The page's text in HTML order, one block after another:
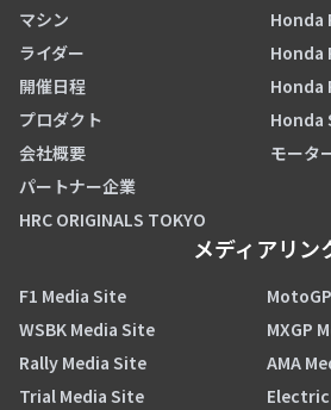
マシン
ライダー
開催日程
プロダクト
会社概要
パートナー企業
HRC ORIGINALS TOKYO
Honda
Honda
Honda
Honda
モータ
メディアリン
F1 Media Site
WSBK Media Site
MXGP
Rally Media Site
AMA
Trial Media Site